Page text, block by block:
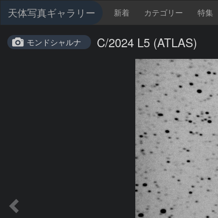
天体写真ギャラリー 新着 カテゴリー 特集
モンドシャルナ C/2024 L5 (ATLAS)